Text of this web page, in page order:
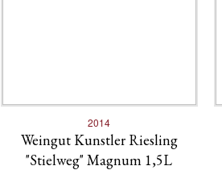
2014
Weingut Kunstler Riesling
"Stielweg" Magnum 1,5L